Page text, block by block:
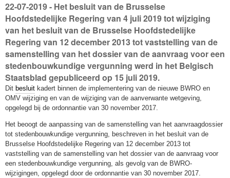
22-07-2019- Het besluit van de Brusselse
Hoofdstedelijke Regering van 4 juli 2019 tot wijziging
van het besluit van de Brusselse Hoofdstedelijke
Regering van 12 december 2013 tot vaststelling van de
samenstelling van het dossier van de aanvraag voor een
stedenbouwkundige vergunning werd in het Belgisch
Staatsblad gepubliceerd op 15 juli 2019.
Dit besluit kadert binnen de implementering van de nieuwe BWRO en
OMV wijziging en van de wijziging van de aanverwante wetgeving,
opgelegd bij de ordonnantie van 30 november 2017.
Het beoogt de aanpassing van de samenstelling van het aanvraagdossier
tot stedenbouwkundige vergunning, beschreven in het besluit van de
Brusselse Hoofdstedelijke Regering van 12 december 2013 tot
vaststelling van de samenstelling van het dossier van de aanvraag voor
een stedenbouwkundige vergunning, als gevolg van de BWRO-
wijzigingen, opgelegd door de ordonnantie van 30 november 2017.